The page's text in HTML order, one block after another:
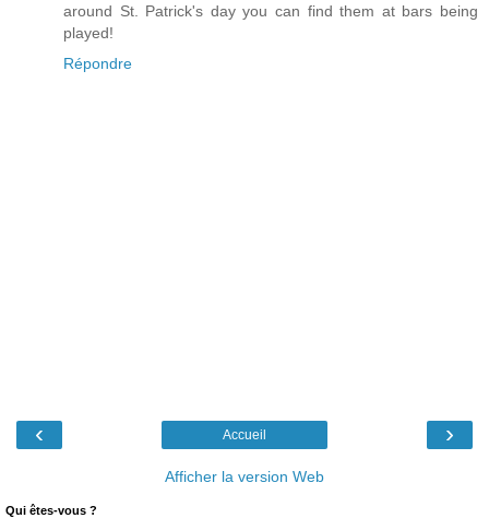
around St. Patrick's day you can find them at bars being
played!
Répondre
‹ ›
Accueil
Afficher la version Web
Qui êtes-vous ?